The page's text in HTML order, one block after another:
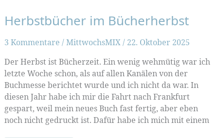
Herbstbücher im Bücherherbst
3 Kommentare /MittwochsMIX/ 22. Oktober 2025
Der Herbst ist Bücherzeit. Ein wenig wehmütig war ich
letzte Woche schon, als auf allen Kanälen von der
Buchmesse berichtet wurde und ich nicht da war. In
diesen Jahr habe ich mir die Fahrt nach Frankfurt
gespart, weil mein neues Buch fast fertig, aber eben
noch nicht gedruckt ist. Dafür habe ich mich mit einem